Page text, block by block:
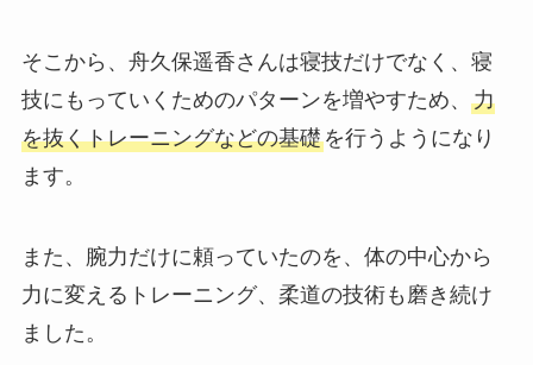
そこから、舟久保遥香さんは寝技だけでなく、寝
技にもっていくためのパターンを増やすため、 力
を抜くトレーニングなどの基礎を行うようになり
ます。
また、腕力だけに頼っていたのを、体の中心から
力に変えるトレーニング、柔道の技術も磨き続け
ました。